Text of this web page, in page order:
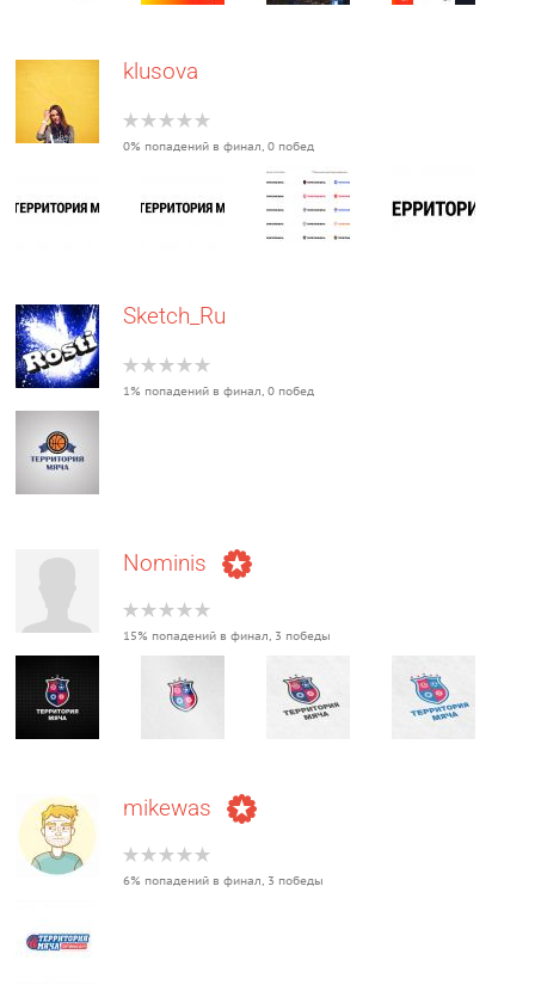
klusova
0% попадений в финал, 0 побед
Sketch_Ru
1% попадений в финал, 0 побед
Nominis
15% попадений в финал, 3 победы
mikewas
6% попадений в финал, 3 победы